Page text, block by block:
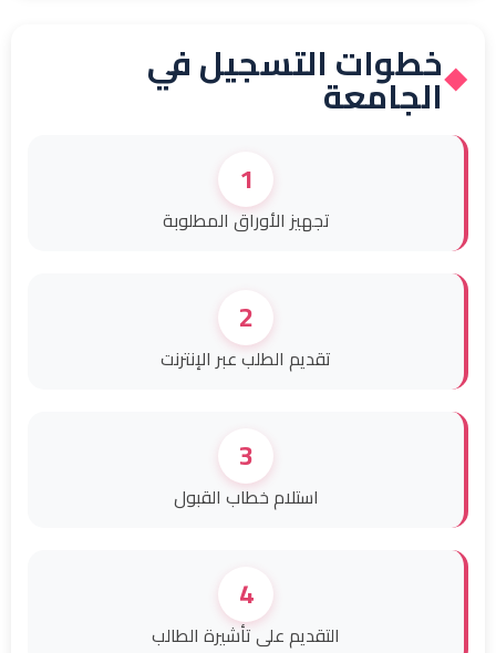
◆خطوات التسجيل في
الجامعة
1
تجهيز الأوراق المطلوبة
2
تقديم الطلب عبر الإنترنت
3
استلام خطاب القبول
4
التقديم على تأشيرة الطالب